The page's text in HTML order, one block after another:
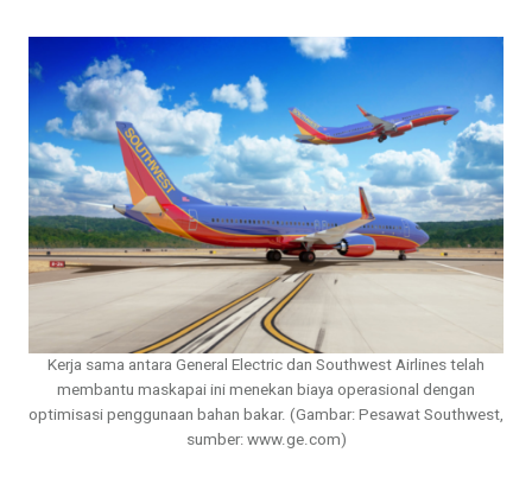
Kerja sama antara General Electric dan Southwest Airlines telah
membantu maskapai ini menekan biaya operasional dengan
optimisasi penggunaan bahan bakar. (Gambar: Pesawat Southwest,
sumber: www.ge.com)